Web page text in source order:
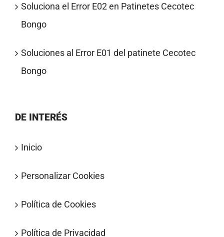
Soluciona el Error E02 en Patinetes Cecotec
Bongo
Soluciones al Error E01 del patinete Cecotec
Bongo
DE INTERÉS
Inicio
Personalizar Cookies
Política de Cookies
Política de Privacidad